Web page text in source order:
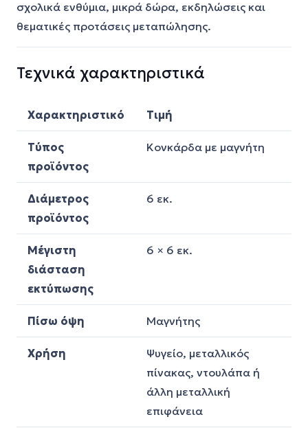
σχολικά ενθύμια, μικρά δώρα, εκδηλώσεις και
θεματικές προτάσεις μεταπώλησης.
Τεχνικά χαρακτηριστικά
Χαρακτηριστικό Τιμή
Τύπος
προϊόντος
Κονκάρδα με μαγνήτη
Διάμετρος
προϊόντος
6 εκ.
Μέγιστη
διάσταση
εκτύπωσης
6 × 6 εκ.
Πίσω όψη Μαγνήτης
Χρήση
Ψυγείο, μεταλλικός
πίνακας, ντουλάπα ή
άλλη μεταλλική
επιφάνεια